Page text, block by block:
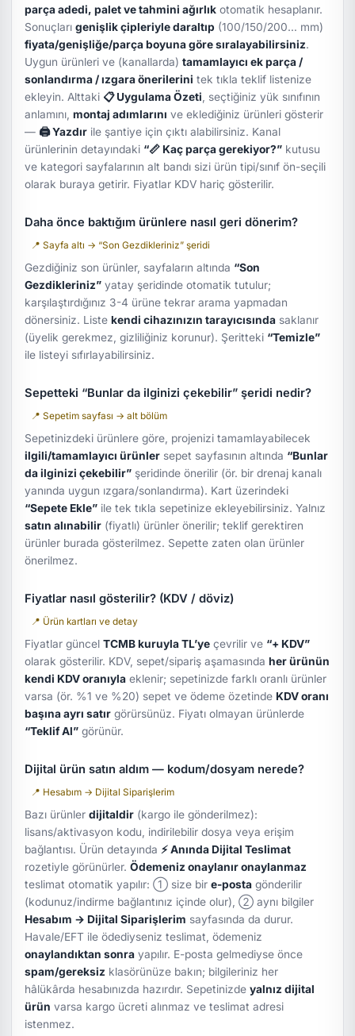
parça adedi, palet ve tahmini ağırlık otomatik hesaplanır.
Sonuçlarıgenişlik çipleriyle daraltıp (100/150/200… mm)
fiyata/genişliğe/parça boyuna göre sıralayabilirsiniz.
Uygun ürünleri ve (kanallarda)tamamlayıcı ek parça /
sonlandırma / ızgara önerilerini tek tıkla teklif listenize
ekleyin. Alttaki 📋 Uygulama Özeti , seçtiğiniz yük sınıfının
anlamını,montaj adımlarını ve eklediğiniz ürünleri gösterir
— 🖨 Yazdır ile şantiye için çıktı alabilirsiniz. Kanal
ürünlerinin detayındaki “📏 Kaç parça gerekiyor?” kutusu
ve kategori sayfalarının alt bandı sizi ürün tipi/sınıf ön-seçili
olarak buraya getirir. Fiyatlar KDV hariç gösterilir.
Daha önce baktığım ürünlere nasıl geri dönerim?
📍 Sayfa altı → “Son Gezdikleriniz” şeridi
Gezdiğiniz son ürünler, sayfaların altında “Son
Gezdikleriniz” yatay şeridinde otomatik tutulur;
karşılaştırdığınız 3-4 ürüne tekrar arama yapmadan
dönersiniz. Listekendi cihazınızın tarayıcısında saklanır
(üyelik gerekmez, gizliliğiniz korunur). Şeritteki “Temizle”
ile listeyi sıfırlayabilirsiniz.
Sepetteki “Bunlar da ilginizi çekebilir” şeridi nedir?
📍 Sepetim sayfası → alt bölüm
Sepetinizdeki ürünlere göre, projenizi tamamlayabilecek
ilgili/tamamlayıcı ürünler sepet sayfasının altında “Bunlar
da ilginizi çekebilir” şeridinde önerilir (ör. bir drenaj kanalı
yanında uygun ızgara/sonlandırma). Kart üzerindeki
“Sepete Ekle” ile tek tıkla sepetinize ekleyebilirsiniz. Yalnız
satın alınabilir (fiyatlı) ürünler önerilir; teklif gerektiren
ürünler burada gösterilmez. Sepette zaten olan ürünler
önerilmez.
Fiyatlar nasıl gösterilir? (KDV / döviz)
📍 Ürün kartları ve detay
Fiyatlar güncelTCMB kuruyla TL’ye çevrilir ve “+ KDV”
olarak gösterilir. KDV, sepet/sipariş aşamasındaher ürünün
kendi KDV oranıyla eklenir; sepetinizde farklı oranlı ürünler
varsa (ör. %1 ve %20) sepet ve ödeme özetinde KDV oranı
başına ayrı satır görürsünüz. Fiyatı olmayan ürünlerde
“Teklif Al” görünür.
Dijital ürün satın aldım — kodum/dosyam nerede?
📍 Hesabım → Dijital Siparişlerim
Bazı ürünlerdijitaldir (kargo ile gönderilmez):
lisans/aktivasyon kodu, indirilebilir dosya veya erişim
bağlantısı. Ürün detayında ⚡ Anında Dijital Teslimat
rozetiyle görünürler.Ödemeniz onaylanır onaylanmaz
teslimat otomatik yapılır: ① size bire-posta gönderilir
(kodunuz/indirme bağlantınız içinde olur), ② aynı bilgiler
Hesabım → Dijital Siparişlerim sayfasında da durur.
Havale/EFT ile ödediyseniz teslimat, ödemeniz
onaylandıktan sonra yapılır. E-posta gelmediyse önce
spam/gereksiz klasörünüze bakın; bilgileriniz her
hâlükârda hesabınızda hazırdır. Sepetinizdeyalnız dijital
ürün varsa kargo ücreti alınmaz ve teslimat adresi
istenmez.